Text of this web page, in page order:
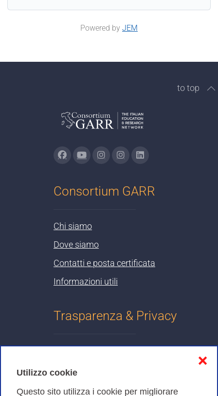
Utilizzo cookie
Questo sito utilizza i cookie per migliorare
❌
Powered by JEM
to top
Consortium GARR
Chi siamo
Dove siamo
Contatti e posta certificata
Informazioni utili
Trasparenza & Privacy
Cookies Policy
Amministrazione trasparente